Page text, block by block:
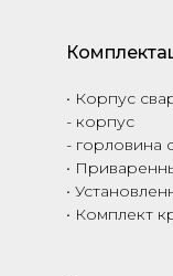
• Корпус
- корпус
- горловина
•
•
• Комплект